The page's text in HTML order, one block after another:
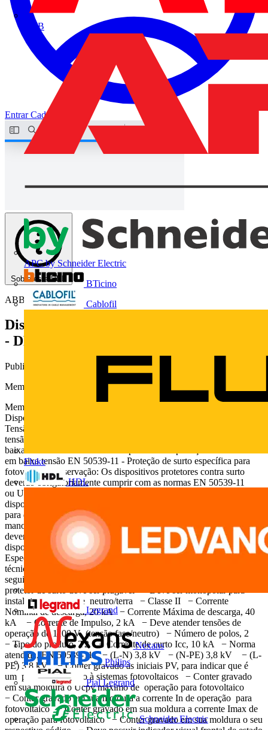
ABB
APC by Schneider Electric
BTicino
Cablofil
Fluke
HDL
Legrand
Nexans
Philips
Pial Legrand
Schneider Electric
EntrarCadastrar
Sobre este PDF
ABB
Dispositivo de proteção contra surto (CC)
- DPS
Publicado: 18 de dezembro de 2015· Categoria: Fichas técnicas
Memorial descritivo de produtos para sistemas fotovoltaicos
Memorial descritivo de produtos para sistemas fotovoltaicos
Dispositivo de proteção contra surto (CC) - DPS Produtos de Baixa
Tensão Normas técnicas NBR5410 - Instalações elétricas de baixa
tensão IEC61643-1 - Dispositivos de proteção contra surtos em
baixa tensão EN 61643-11 - Dispositivos de proteção contra surtos
em baixa tensão EN 50539-11 - Proteção de surto específica para
fotovoltaica Observação: Os dispositivos protetores contra surto
deverão obrigatoriamente cumprir com as normas EN 50539-11
ou UL 1449 3rd edition. Descrição Nas string box deverão conter
dispositivo de proteção contra sobretensões transientes e, também
para desviar altas cor-rentes, provenientes de descargas atmosféricas,
manobras, etc.. Os dispositivos de proteção contra surto que
deverão ser instalados nas string box, são do tipo II. Referência
dispositivo protetor contra surto ABB: 2CTB803953R6400
Especificação técnica Para o atendimento das especificações
técnicas, os dispo-sitivos de proteção contra surto deverão conter as
seguintes características: − Onda 8/20 - tecnologia varistor − O
protetor de surto deve ser plugável − Deve ser monopolar para
instalação fase/terra e neutro/terra − Classe II − Corrente
Nominal de descarga, 20 kA − Corrente Máxima de descarga, 40
kA − Corrente de Impulso, 2 kA − Deve atender tensões de
operação de 1100 V (tensão fase/neutro) − Número de polos, 2
− Tipo do produto, T2 − Corrente de curto Icc, 10 kA − Norma
atendida, EN 50539-11 − (L-N) 3,8 kV − (N-PE) 3,8 kV − (L-
PE) 3,8 kV − Conter gravado as iniciais PV, para indicar que é
um produto dedicado à sistemas fotovoltaicos − Conter gravado
em sua moldura o Ucpv máximo de operação para fotovoltaico
− Conter gravado em sua moldura a corrente In de operação para
fotovoltaico − Conter gravado em sua moldura a corrente Imax de
operação para fotovoltaico − Conter gravado em sua moldura o seu